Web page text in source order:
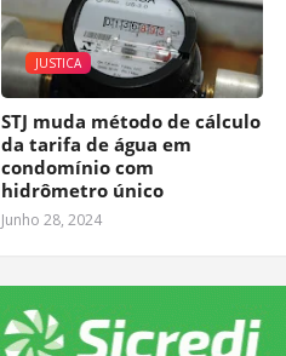
JUSTICA
STJ muda método de cálculo
da tarifa de água em
condomínio com
hidrômetro único
Junho 28, 2024